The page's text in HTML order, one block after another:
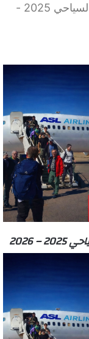
وصول رحلة جديدة من رحلات الموسم السياحي 2025 -
2026